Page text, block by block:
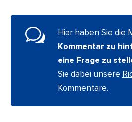
c
e
b
k
dI
er
e
st
at
s
A
p
p
d
di
t
l
w
Hier haben Sie die
Kommentar zu
eine Frage zu
Sie dabei unsere
Kommentare.